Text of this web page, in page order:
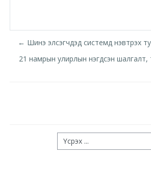
жишээ 2
Moodle
Moodle
← Шинэ элсэгчдэд системд нэвтрэх
21 намрын улирлын нэгдсэн шалгалт,
Үсрэх ...